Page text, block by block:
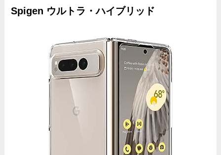
Spigen ウルトラ・ハイブリッド